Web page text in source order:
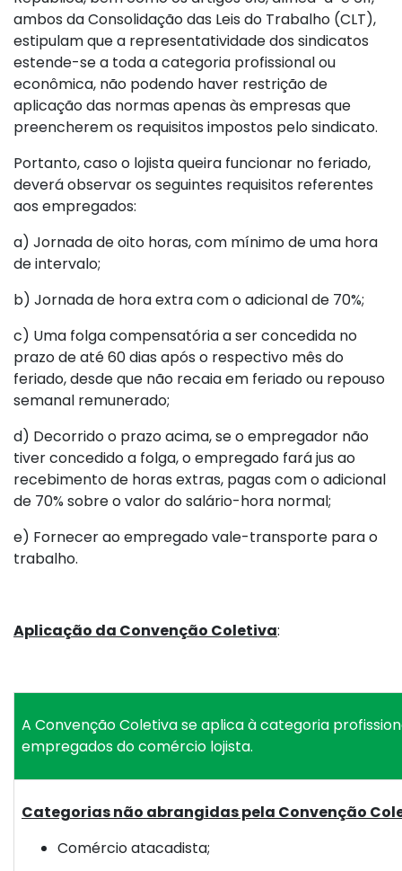
ambos da Consolidação das Leis do Trabalho (CLT),
estipulam que a representatividade dos sindicatos
estende-se a toda a categoria profissional ou
econômica, não podendo haver restrição de
aplicação das normas apenas às empresas que
preencherem os requisitos impostos pelo sindicato.
Portanto, caso o lojista queira funcionar no feriado,
deverá observar os seguintes requisitos referentes
aos empregados:
a) Jornada de oito horas, com mínimo de uma hora
de intervalo;
b) Jornada de hora extra com o adicional de 70%;
c) Uma folga compensatória a ser concedida no
prazo de até 60 dias após o respectivo mês do
feriado, desde que não recaia em feriado ou repouso
semanal remunerado;
d) Decorrido o prazo acima, se o empregador não
tiver concedido a folga, o empregado fará jus ao
recebimento de horas extras, pagas com o adicional
de 70% sobre o valor do salário-hora normal;
e) Fornecer ao empregado vale-transporte para o
trabalho.
Aplicação da Convenção Coletiva:
A Convenção Coletiva se aplica à categoria
empregados do comércio lojista.
Categorias não abrangidas pela Convenção
Comércio atacadista;